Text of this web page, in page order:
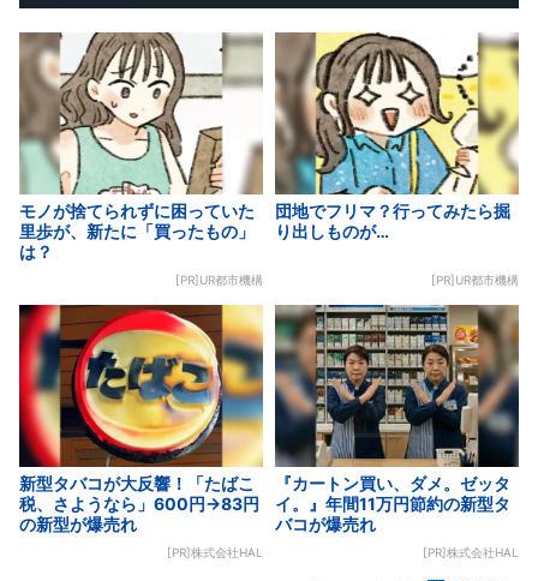
モノが捨てられずに困っていた
里歩が、新たに「買ったもの」
は？
[PR]UR都市機構
団地でフリマ？行ってみたら掘
り出しものが…
[PR]UR都市機構
新型タバコが大反響！「たばこ
税、さようなら」600円→83円
の新型が爆売れ
[PR]株式会社HAL
『カートン買い、ダメ。ゼッタ
イ。』年間11万円節約の新型タ
バコが爆売れ
[PR]株式会社HAL